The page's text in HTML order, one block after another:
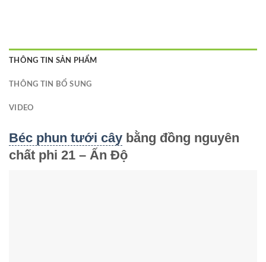
THÔNG TIN SẢN PHẨM
THÔNG TIN BỔ SUNG
VIDEO
Béc phun tưới cây bằng đồng nguyên
chất phi 21 – Ấn Độ